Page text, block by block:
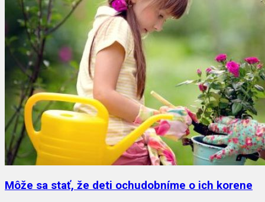
Môže sa stať, že deti ochudobníme o ich korene